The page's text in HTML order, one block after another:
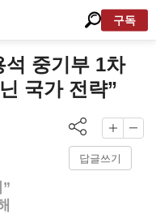
구독
석 중기부 1차
국가 전략”
답글쓰기